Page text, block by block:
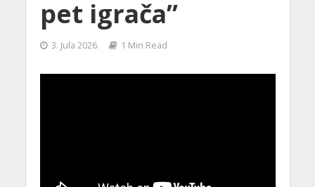
pet igrača”
3. Jula 2026. 1 Min Read